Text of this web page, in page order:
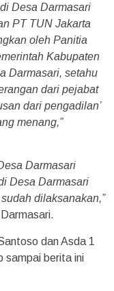
Desa Darmasari
PT TUN Jakarta
oleh Panitia
Kabupaten
Darmasari, setahu
dari pejabat
dari pengadilan’
menang,”
Darmasari
Desa Darmasari
dilaksanakan,”
dan Asda 1
sampai berita ini